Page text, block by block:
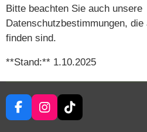
Bitte beachten Sie auch unsere
Datenschutzbestimmungen,
finden sind.
**Stand:** 1.10.2025
F
a
I
n
T
i